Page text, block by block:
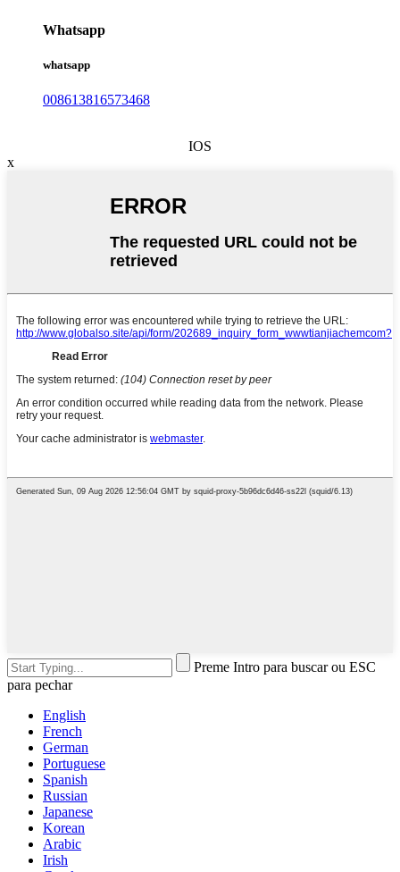
Whatsapp
whatsapp
008613816573468
IOS
x
Preme Intro para buscar ou ESC
para pechar
English
French
German
Portuguese
Spanish
Russian
Japanese
Korean
Arabic
Irish